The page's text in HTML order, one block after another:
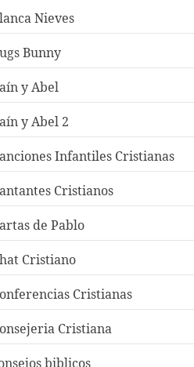
Nieves
Bunny
y Abel
y Abel 2
Infantiles Cristianas
Cristianos
de Pablo
Cristiano
Cristianas
Cristiana
biblicos